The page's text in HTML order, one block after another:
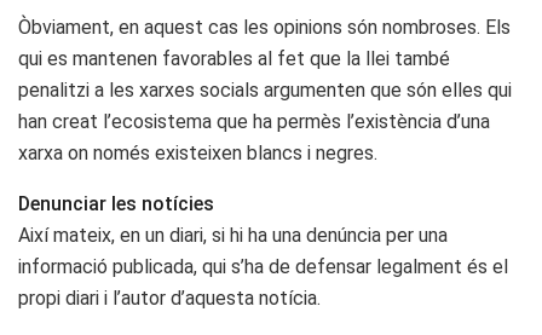
Òbviament, en aquest cas les opinions són nombroses. Els
qui es mantenen favorables al fet que la llei també
penalitzi a les xarxes socials argumenten que són elles qui
han creat l’ecosistema que ha permès l’existència d’una
xarxa on només existeixen blancs i negres.
Denunciar les notícies
Així mateix, en un diari, si hi ha una denúncia per una
informació publicada, qui s’ha de defensar legalment és el
propi diari i l’autor d’aquesta notícia.